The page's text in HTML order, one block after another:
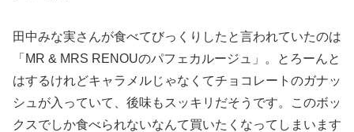
田中みな実さんが食べてびっくりしたと言われていたのは
「MR & MRS RENOUのパフェカルージュ」。とろーんと
はするけれどキャラメルじゃなくてチョコレートのガナッ
シュが入っていて、後味もスッキリだそうです。このボッ
クスでしか食べられないなんて買いたくなってしまいます